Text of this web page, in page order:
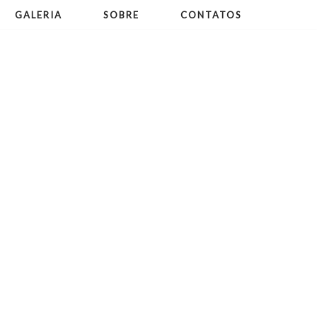
GALERIA SOBRE CONTATOS